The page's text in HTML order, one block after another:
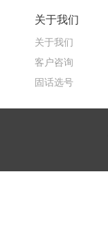
关于我们
关于我们
客户咨询
固话选号